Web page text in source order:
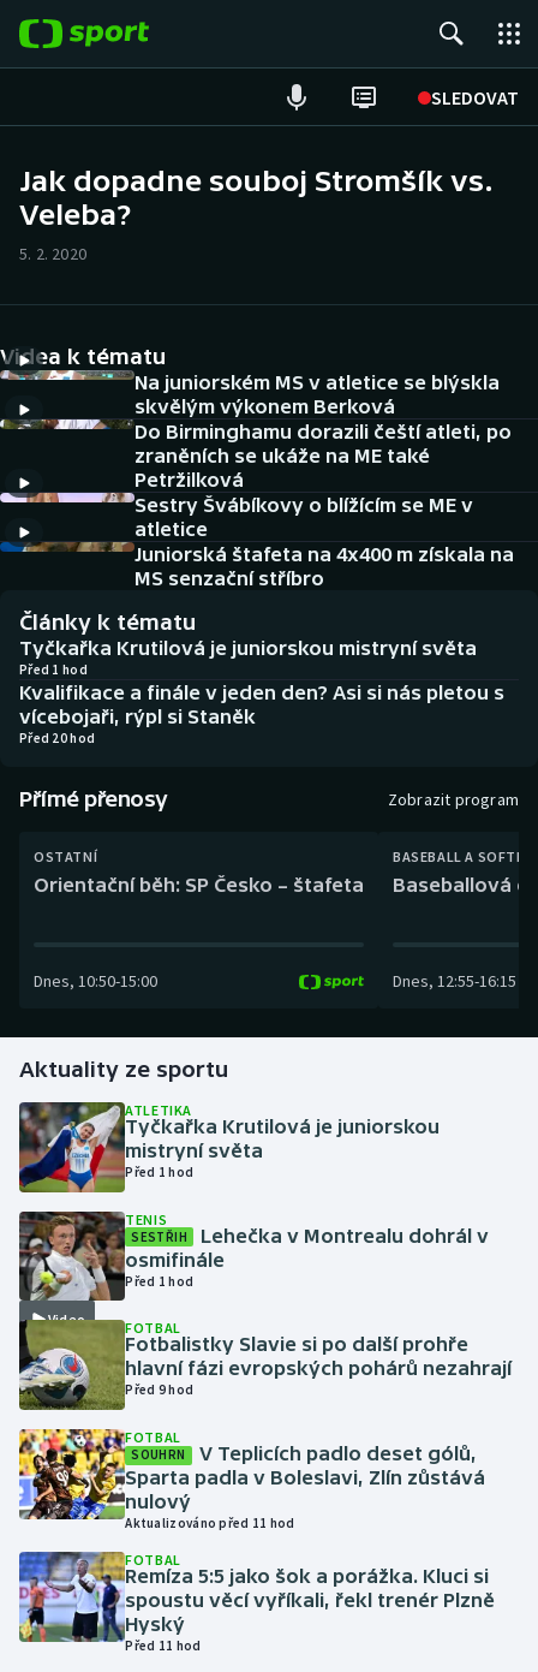
SLEDOVAT
Hokej
Cyklistika
DALŠÍ SPORTY
Americký fotbal
Baseball a softbal
Basketbal
Biatlon
Boby a skeleton
Box
Curling
Golf
Gymnastika
Házená
Jezdectví
Judo
Krasobruslení
Lyže a snowboard
Motorsport
Olympijské hry
NEPŘEHLÉDNĚTE
Soutěže
Historické návraty
Aplikace ČT sport
AZ kvíz
Jak dopadne souboj Stromšík vs.
Veleba?
5. 2. 2020
Videa k tématu
Na juniorském MS v atletice se blýskla
skvělým výkonem Berková
Do Birminghamu dorazili čeští atleti, po
zraněních se ukáže na ME také
Petržilková
Sestry Švábíkovy o blížícím se ME v
atletice
Juniorská štafeta na 4x400 m získala na
MS senzační stříbro
Články k tématu
Tyčkařka Krutilová je juniorskou mistryní světa
Před 1 hod
Kvalifikace a finále v jeden den? Asi si nás pletou s
vícebojaři, rýpl si Staněk
Před 20 hod
Přímé přenosy Zobrazit program
OSTATNÍ
Orientační běh: SP Česko – štafeta
Dnes, 10:50-15:00
BASEBALL A
Baseballová
Dnes, 12:55-16:15
Aktuality ze sportu
ATLETIKA
Tyčkařka Krutilová je juniorskou
mistryní světa
Před 1 hod
Video
TENIS
SESTŘIH
Lehečka v Montrealu dohrál v
osmifinále
Před 1 hod
FOTBAL
Fotbalistky Slavie si po další prohře
hlavní fázi evropských pohárů nezahrají
Před 9 hod
FOTBAL
SOUHRN
V Teplicích padlo deset gólů,
Sparta padla v Boleslavi, Zlín zůstává
nulový
Aktualizováno před 11 hod
FOTBAL
Remíza 5:5 jako šok a porážka. Kluci si
spoustu věcí vyříkali, řekl trenér Plzně
Hyský
Před 11 hod